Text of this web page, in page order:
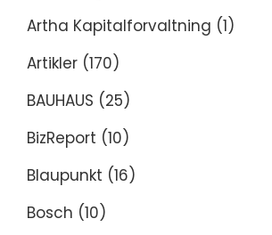
Artha Kapitalforvaltning (1)
Artikler (170)
BAUHAUS (25)
BizReport (10)
Blaupunkt (16)
Bosch (10)